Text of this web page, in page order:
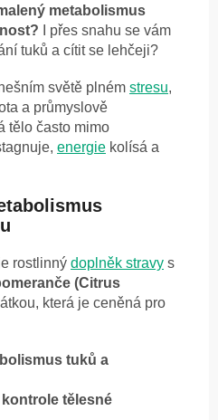
metabolismus
I přes snahu se vám
tuků a cítit se lehčeji?
světě plném stresu,
a průmyslově
tělo často mimo
energie kolísá a
rostlinný doplněk stravy s
(Citrus
která je ceněná pro
tuků a
tělesné